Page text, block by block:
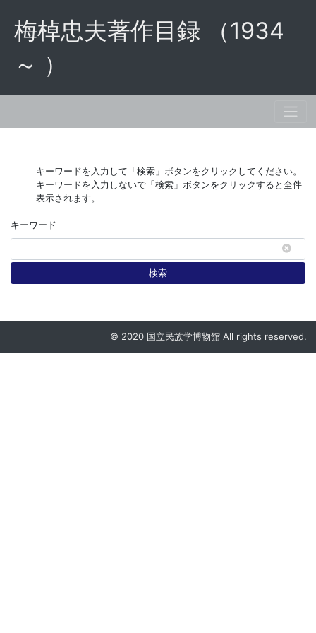
梅棹忠夫著作目録 （1934
～ ）
キーワードを入力して「検索」ボタンをクリックしてください。
キーワードを入力しないで「検索」ボタンをクリックすると全件
表示されます。
キーワード
検索
© 2020 国立民族学博物館 All rights reserved.